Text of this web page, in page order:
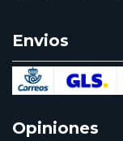
Envios
Opiniones